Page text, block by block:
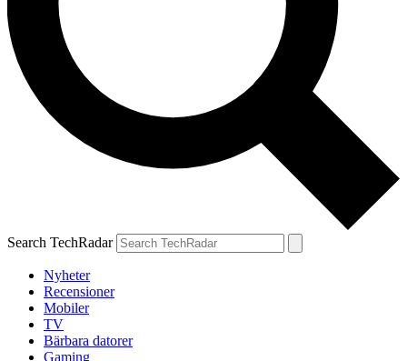
Search TechRadar
Nyheter
Recensioner
Mobiler
TV
Bärbara datorer
Gaming